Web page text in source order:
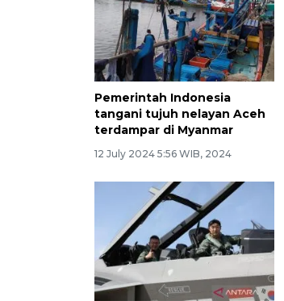
Pemerintah Indonesia
tangani tujuh nelayan Aceh
terdampar di Myanmar
12 July 2024 5:56 WIB, 2024